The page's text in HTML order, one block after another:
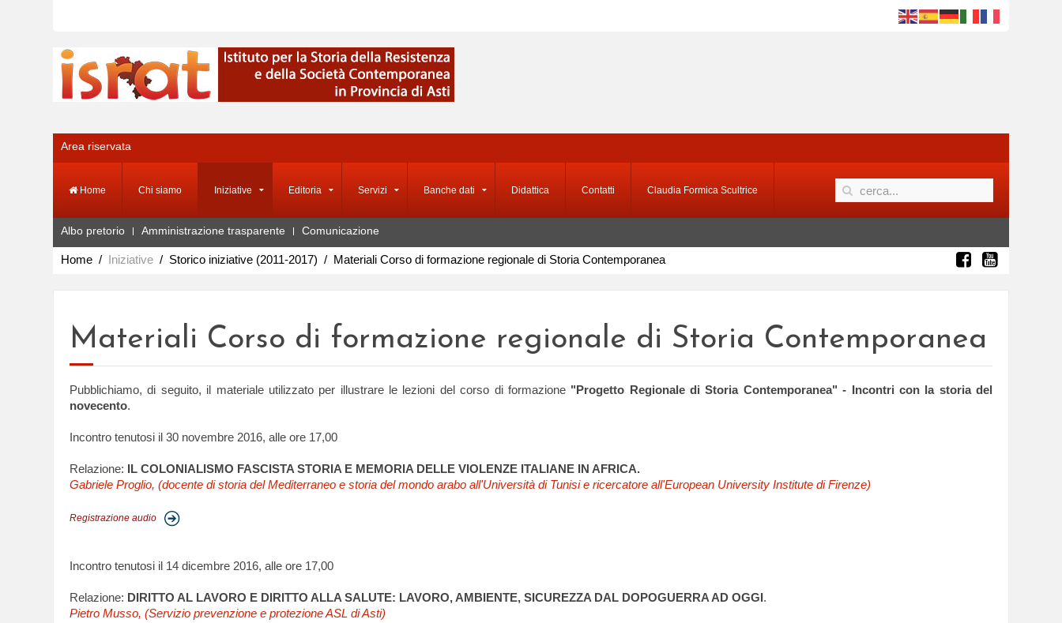
Area riservata
Home Chi siamo Iniziative Editoria Servizi Banche dati Didattica Contatti Claudia Formica Scultrice
Albo pretorio Amministrazione trasparente Comunicazione
Home Iniziative Storico iniziative (2011-2017) Materiali Corso di formazione regionale di Storia Contemporanea
Materiali Corso di formazione regionale di Storia Contemporanea
Pubblichiamo, di seguito, il materiale utilizzato per illustrare le lezioni del corso di formazione "Progetto Regionale di Storia Contemporanea" - Incontri con la storia del
novecento.
Incontro tenutosi il 30 novembre 2016, alle ore 17,00
Relazione: IL COLONIALISMO FASCISTA STORIA E MEMORIA DELLE VIOLENZE ITALIANE IN AFRICA.
Gabriele Proglio, (docente di storia del Mediterraneo e storia del mondo arabo all'Università di Tunisi e ricercatore all'European University Institute di Firenze)
Registrazione audio
Incontro tenutosi il 14 dicembre 2016, alle ore 17,00
Relazione: DIRITTO AL LAVORO E DIRITTO ALLA SALUTE: LAVORO, AMBIENTE, SICUREZZA DAL DOPOGUERRA AD OGGI.
Pietro Musso, (Servizio prevenzione e protezione ASL di Asti)